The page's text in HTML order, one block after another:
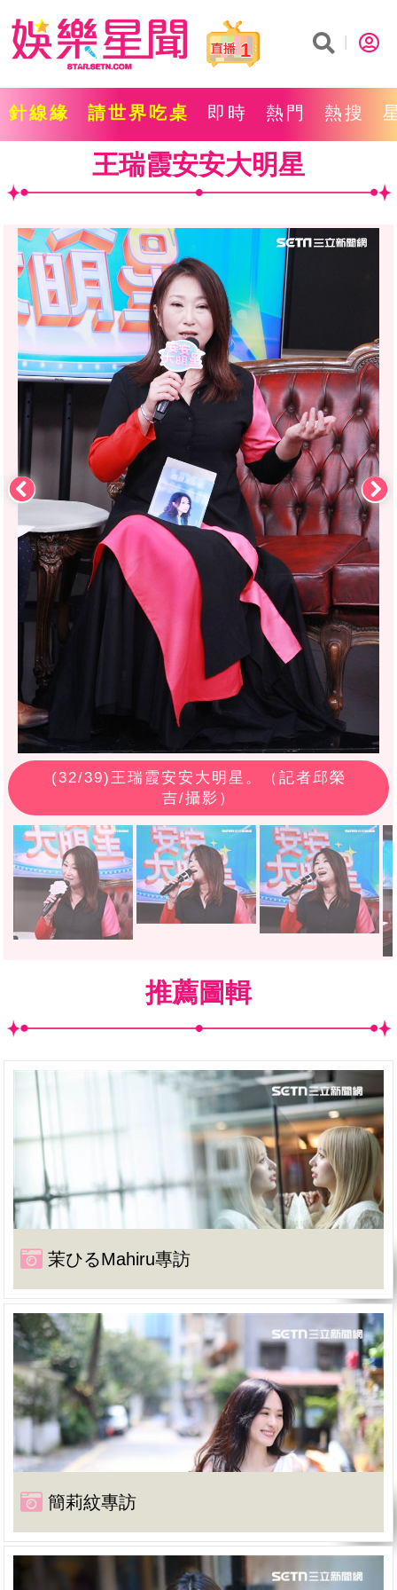
1
針線緣 請世界吃桌 即時 熱門 熱搜
王瑞霞安安大明星
(32/39)王瑞霞安安大明星。（記者邱榮
吉/攝影）
推薦圖輯
茉ひるMahiru專訪
簡莉紋專訪